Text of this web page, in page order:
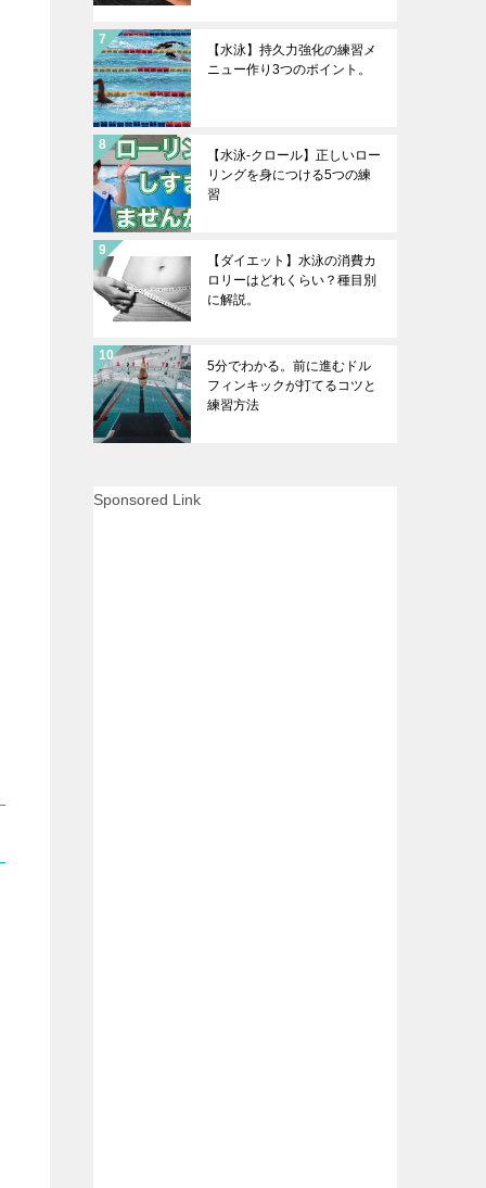
【水泳】持久力強化の練習メ
ニュー作り3つのポイント。
【水泳-クロール】正しいロー
リングを身につける5つの練
習
【ダイエット】水泳の消費カ
ロリーはどれくらい？種目別
に解説。
5分でわかる。前に進むドル
フィンキックが打てるコツと
練習方法
Sponsored Link